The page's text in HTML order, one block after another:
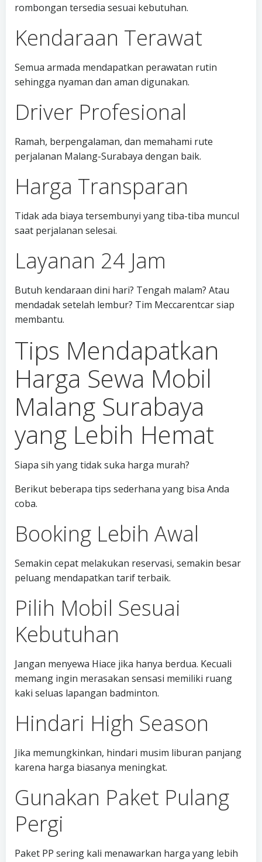
rombongan tersedia sesuai kebutuhan.
Kendaraan Terawat
Semua armada mendapatkan perawatan rutin
sehingga nyaman dan aman digunakan.
Driver Profesional
Ramah, berpengalaman, dan memahami rute
perjalanan Malang-Surabaya dengan baik.
Harga Transparan
Tidak ada biaya tersembunyi yang tiba-tiba muncul
saat perjalanan selesai.
Layanan 24 Jam
Butuh kendaraan dini hari? Tengah malam? Atau
mendadak setelah lembur? Tim Meccarentcar siap
membantu.
Tips Mendapatkan
Harga Sewa Mobil
Malang Surabaya
yang Lebih Hemat
Siapa sih yang tidak suka harga murah?
Berikut beberapa tips sederhana yang bisa Anda
coba.
Booking Lebih Awal
Semakin cepat melakukan reservasi, semakin besar
peluang mendapatkan tarif terbaik.
Pilih Mobil Sesuai
Kebutuhan
Jangan menyewa Hiace jika hanya berdua. Kecuali
memang ingin merasakan sensasi memiliki ruang
kaki seluas lapangan badminton.
Hindari High Season
Jika memungkinkan, hindari musim liburan panjang
karena harga biasanya meningkat.
Gunakan Paket Pulang
Pergi
Paket PP sering kali menawarkan harga yang lebih